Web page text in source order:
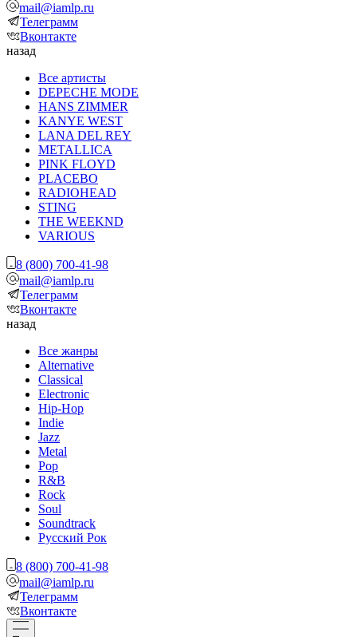
mail@iamlp.ru
Телеграмм
Вконтакте
назад
Все артисты
DEPECHE MODE
HANS ZIMMER
KANYE WEST
LANA DEL REY
METALLICA
PINK FLOYD
PLACEBO
RADIOHEAD
STING
THE WEEKND
VARIOUS
8 (800) 700-41-98
mail@iamlp.ru
Телеграмм
Вконтакте
назад
Все жанры
Alternative
Classical
Electronic
Hip-Hop
Indie
Jazz
Metal
Pop
R&B
Rock
Soul
Soundtrack
Русский Рок
8 (800) 700-41-98
mail@iamlp.ru
Телеграмм
Вконтакте